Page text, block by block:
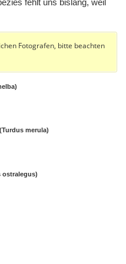
fehlt uns bislang, weil
Fotografen, bitte beachten
merula)
ostralegus)